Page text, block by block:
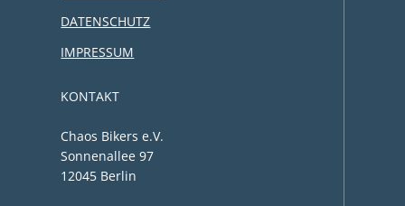
DATENSCHUTZ
IMPRESSUM
KONTAKT
Chaos Bikers e.V.
Sonnenallee 97
12045 Berlin